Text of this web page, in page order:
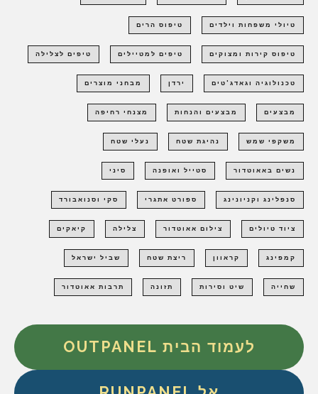
טיולי משפחות וילדים טיפוס הרים
טיפוס קירות ומצוקים טיפים למטיילים טיפים לצלילה
טכנולוגיה וגאדג'טים ירדן מבחני מוצרים
מבצעים מבצעים והנחות מצנחי רחיפה
משקפי שמש נהיגת שטח נעלי שטח
נשים באאוטדור סטייל ואופנה סיני
סנפלינג וקניונינג ספורט אתגרי סקי וסנואבורד
ציוד טיולים צילום אאוטדור צלילה קיאקים
קמפינג קראוון ריצת שטח שביל ישראל
שחייה שיט וסירות תזונה תרבות אאוטדור
לעמוד הבית OUTPANEL